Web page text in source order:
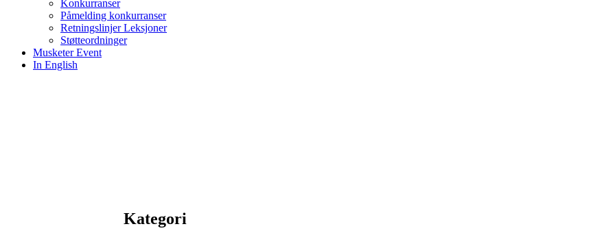
Konkurranser
Påmelding konkurranser
Retningslinjer Leksjoner
Støtteordninger
Musketer Event
In English
Kategori